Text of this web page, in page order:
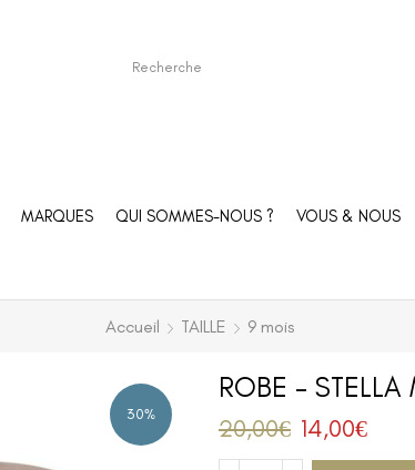
MARQUES QUI SOMMES-NOUS ? VOUS & NOUS
Accueil TAILLE 9 mois
30%
ROBE –
20,00€ 14,00€